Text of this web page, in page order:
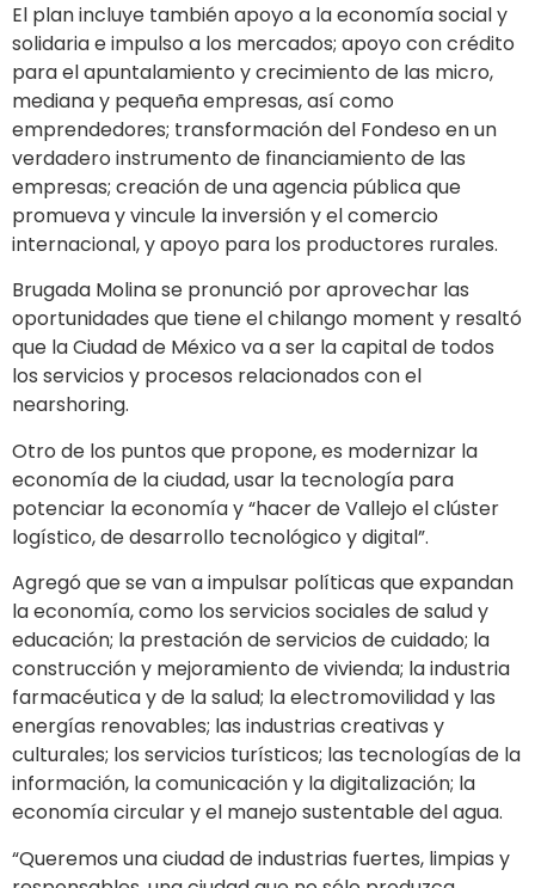
El plan incluye también apoyo a la economía social y
solidaria e impulso a los mercados; apoyo con crédito
para el apuntalamiento y crecimiento de las micro,
mediana y pequeña empresas, así como
emprendedores; transformación del Fondeso en un
verdadero instrumento de financiamiento de las
empresas; creación de una agencia pública que
promueva y vincule la inversión y el comercio
internacional, y apoyo para los productores rurales.
Brugada Molina se pronunció por aprovechar las
oportunidades que tiene el chilango moment y resaltó
que la Ciudad de México va a ser la capital de todos
los servicios y procesos relacionados con el
nearshoring.
Otro de los puntos que propone, es modernizar la
economía de la ciudad, usar la tecnología para
potenciar la economía y “hacer de Vallejo el clúster
logístico, de desarrollo tecnológico y digital”.
Agregó que se van a impulsar políticas que expandan
la economía, como los servicios sociales de salud y
educación; la prestación de servicios de cuidado; la
construcción y mejoramiento de vivienda; la industria
farmacéutica y de la salud; la electromovilidad y las
energías renovables; las industrias creativas y
culturales; los servicios turísticos; las tecnologías de la
información, la comunicación y la digitalización; la
economía circular y el manejo sustentable del agua.
“Queremos una ciudad de industrias fuertes, limpias y